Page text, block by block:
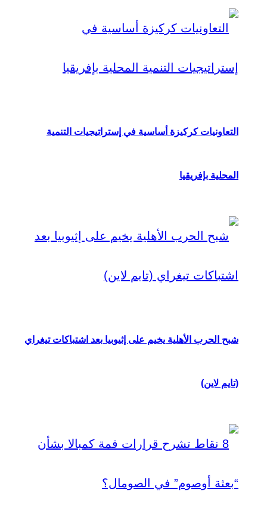
التعاونيات كركيزة أساسية في إستراتيجيات التنمية
المحلية بإفريقيا
شبح الحرب الأهلية يخيم على إثيوبيا بعد اشتباكات تيغراي
(تايم لاين)